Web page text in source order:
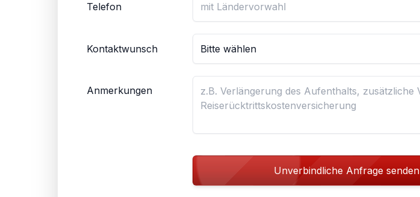
Telefon
Kontaktwunsch
Anmerkungen
Unverbindliche Anfrage senden